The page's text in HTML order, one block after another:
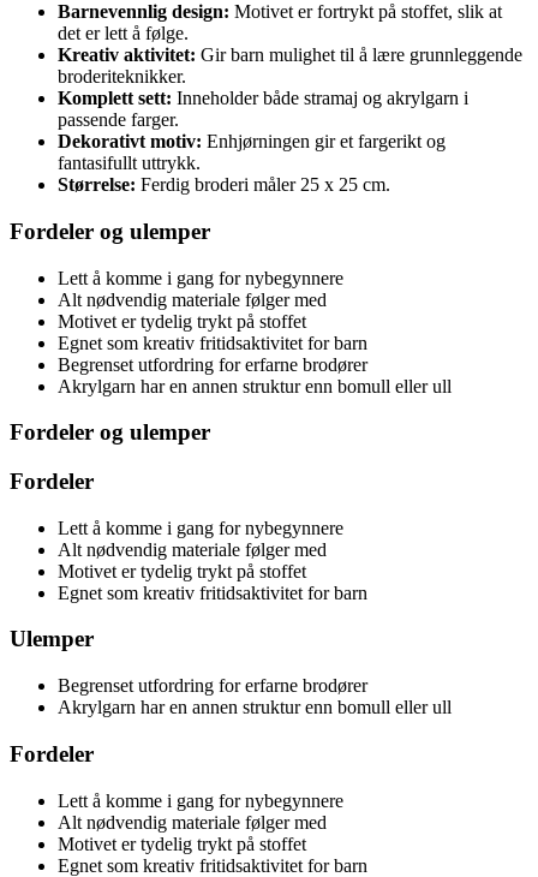
Barnevennlig design: Motivet er fortrykt på stoffet, slik at
det er lett å følge.
Kreativ aktivitet: Gir barn mulighet til å lære grunnleggende
broderiteknikker.
Komplett sett: Inneholder både stramaj og akrylgarn i
passende farger.
Dekorativt motiv: Enhjørningen gir et fargerikt og
fantasifullt uttrykk.
Størrelse: Ferdig broderi måler 25 x 25 cm.
Fordeler og ulemper
Lett å komme i gang for nybegynnere
Alt nødvendig materiale følger med
Motivet er tydelig trykt på stoffet
Egnet som kreativ fritidsaktivitet for barn
Begrenset utfordring for erfarne brodører
Akrylgarn har en annen struktur enn bomull eller ull
Fordeler og ulemper
Fordeler
Lett å komme i gang for nybegynnere
Alt nødvendig materiale følger med
Motivet er tydelig trykt på stoffet
Egnet som kreativ fritidsaktivitet for barn
Ulemper
Begrenset utfordring for erfarne brodører
Akrylgarn har en annen struktur enn bomull eller ull
Fordeler
Lett å komme i gang for nybegynnere
Alt nødvendig materiale følger med
Motivet er tydelig trykt på stoffet
Egnet som kreativ fritidsaktivitet for barn